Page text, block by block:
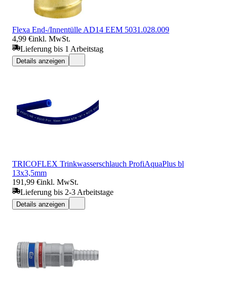
Flexa End-/Innentülle AD14 EEM 5031.028.009
4,99 €inkl. MwSt.
Lieferung bis 1 Arbeitstag
Details anzeigen
TRICOFLEX Trinkwasserschlauch ProfiAquaPlus bl
13x3,5mm
191,99 €inkl. MwSt.
Lieferung bis 2-3 Arbeitstage
Details anzeigen